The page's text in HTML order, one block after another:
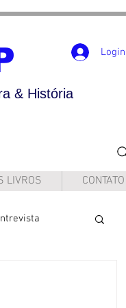
& História
Login
LIVROS CONTATO